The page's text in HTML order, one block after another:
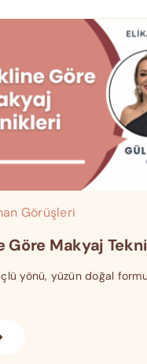
Görüşleri
Göre Makyaj
yönü, yüzün doğal